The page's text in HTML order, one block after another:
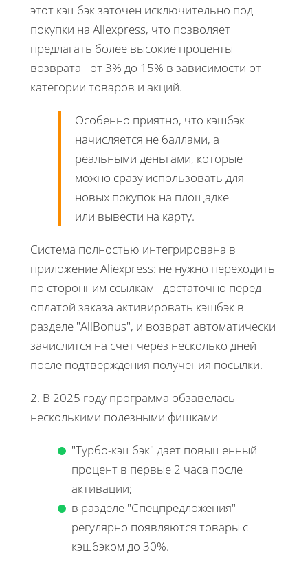
этот кэшбэк заточен исключительно под
покупки на Aliexpress, что позволяет
предлагать более высокие проценты
возврата - от 3% до 15% в зависимости от
категории товаров и акций.
Особенно приятно, что кэшбэк
начисляется не баллами, а
реальными деньгами, которые
можно сразу использовать для
новых покупок на площадке
или вывести на карту.
Система полностью интегрирована в
приложение Aliexpress: не нужно переходить
по сторонним ссылкам - достаточно перед
оплатой заказа активировать кэшбэк в
разделе "AliBonus", и возврат автоматически
зачислится на счет через несколько дней
после подтверждения получения посылки.
2. В 2025 году программа обзавелась
несколькими полезными фишками
"Турбо-кэшбэк" дает повышенный
процент в первые 2 часа после
активации;
в разделе "Спецпредложения"
регулярно появляются товары с
кэшбэком до 30%.